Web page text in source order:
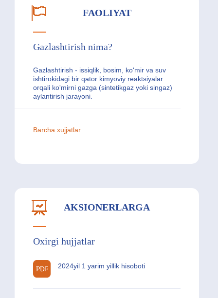
FAOLIYAT
Gazlashtirish nima?
Gazlashtirish - issiqlik, bosim, ko'mir va suv
ishtirokidagi bir qator kimyoviy reaktsiyalar
orqali ko'mirni gazga (sintetikgaz yoki singaz)
aylantirish jarayoni.
Barcha xujjatlar
AKSIONERLARGA
Oxirgi hujjatlar
2024yil 1 yarim yillik hisoboti